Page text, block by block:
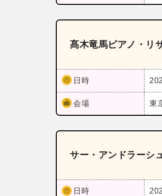
髙木竜馬ピアノ・リ
日時
会場 東
サー・アンドラーシ
日時